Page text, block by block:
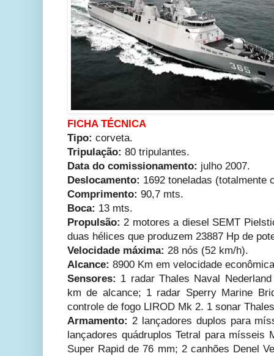
FICHA TÉCNICA
Tipo: corveta.
Tripulação: 80 tripulantes.
Data do comissionamento: julho 2007.
Deslocamento: 1692 toneladas (totalmente
Comprimento: 90,7 mts.
Boca: 13 mts.
Propulsão: 2 motores a diesel SEMT
duas hélices que produzem 23887 Hp de
Velocidade máxima: 28 nós (52 km/h).
Alcance: 8900 Km em velocidade
Sensores: 1 radar Thales Naval
km de alcance; 1 radar Sperry Marine
controle de fogo LIROD Mk 2. 1 sonar
Armamento: 2 lançadores duplos para
lançadores quádruplos Tetral para mísseis
Super Rapid de 76 mm; 2 canhões Denel